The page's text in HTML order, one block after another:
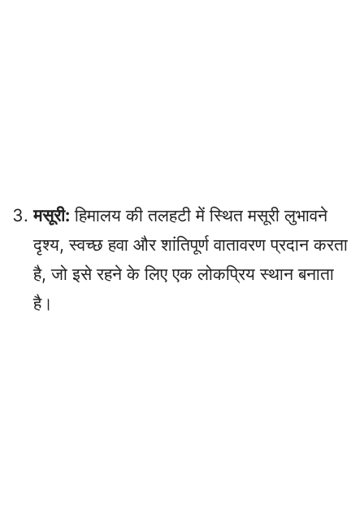
मसूरी: हिमालय की तलहटी में स्थित मसूरी लुभावने
दृश्य, स्वच्छ हवा और शांतिपूर्ण वातावरण प्रदान करता
है, जो इसे रहने के लिए एक लोकप्रिय स्थान बनाता
है।